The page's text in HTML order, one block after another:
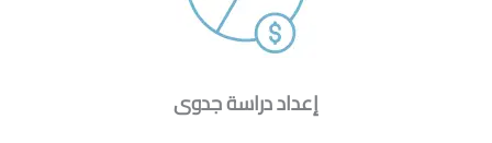
إعداد دراسة جدوى